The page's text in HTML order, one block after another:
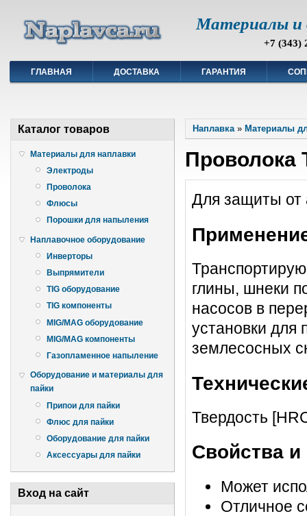
Материалы и
+7 (343)
ГЛАВНАЯ ДОСТАВКА ГАРАНТИЯ
Каталог товаров
Материалы для наплавки
Электроды
Проволока
Флюсы
Порошки для напыления
Наплавочное оборудование
Инверторы
Выпрямители
TIG оборудование
TIG компоненты
MIG/MAG оборудование
MIG/MAG компоненты
Газопламенное напыление
Оборудование и материалы для
пайки
Припои для пайки
Флюс для пайки
Оборудование для пайки
Аксессуары для пайки
Вход на сайт
Наплавка» Материалы
Проволока
Для защиты от
глины, шнеки
насосов в
установки для
землесосных
Твердость
Свойства
Может
Отличное